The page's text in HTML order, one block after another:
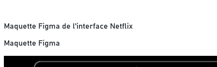
Maquette Figma de l'interface Netflix
Maquette Figma